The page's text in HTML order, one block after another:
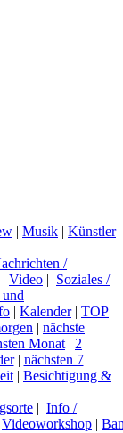
| Musik | Künstler
/
| Video | Soziales /
| Kalender| TOP
| nächste
Monat | 2
| nächsten 7
| Besichtigung &
| Info /
Videoworkshop |